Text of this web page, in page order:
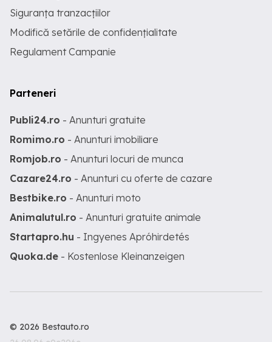
Siguranța tranzacțiilor
Modifică setările de confidențialitate
Regulament Campanie
Parteneri
Publi24.ro - Anunturi gratuite
Romimo.ro - Anunturi imobiliare
Romjob.ro - Anunturi locuri de munca
Cazare24.ro - Anunturi cu oferte de cazare
Bestbike.ro - Anunturi moto
Animalutul.ro - Anunturi gratuite animale
Startapro.hu - Ingyenes Apróhirdetés
Quoka.de - Kostenlose Kleinanzeigen
© 2026 Bestauto.ro